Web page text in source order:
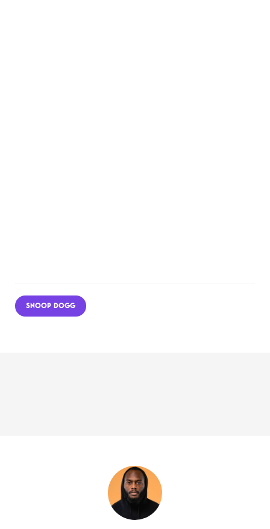
SNOOP DOGG